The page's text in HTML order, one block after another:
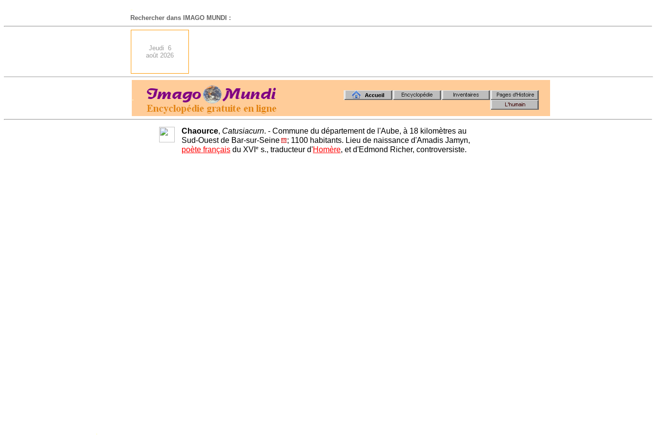
-
Rechercher dans IMAGO MUNDI :
Jeudi 6
août 2026
.
Chaource, Catusiacurn. - Commune du département de l'Aube, à 18 kilomètres au
Sud-Ouest de Bar-sur-Seine
; 1100 habitants. Lieu de naissance d'Amadis Jamyn,
poète français du XVI e s., traducteur d'Homère, et d'Edmond Richer, controversiste.
.